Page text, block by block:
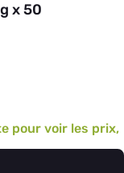
x 50
pour voir les prix,